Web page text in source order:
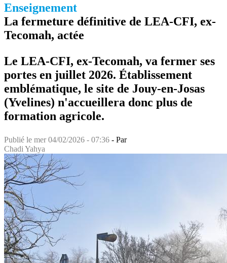
Enseignement
La fermeture définitive de LEA-CFI, ex-
Tecomah, actée
Le LEA-CFI, ex-Tecomah, va fermer ses
portes en juillet 2026. Établissement
emblématique, le site de Jouy-en-Josas
(Yvelines) n'accueillera donc plus de
formation agricole.
Publié le mer 04/02/2026 - 07:36 - Par
Chadi Yahya